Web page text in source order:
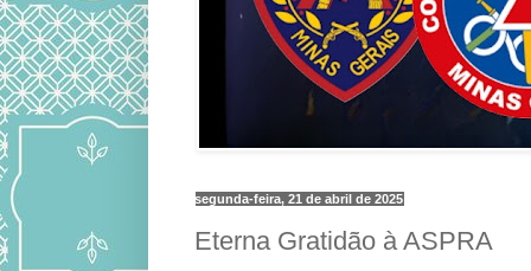
segunda-feira, 21 de abril de 2025
Eterna Gratidão à ASPRA